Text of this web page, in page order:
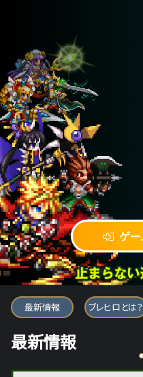
ゲ
ブレイブ フロ
最新情報 ブレヒロとは？
最新情報